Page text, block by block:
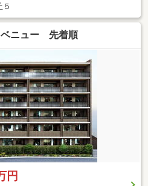
ベニュー 先着順
円